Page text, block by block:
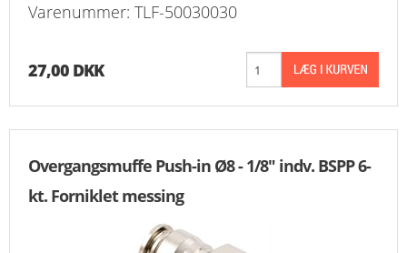
Varenummer: TLF-50030030
27,00 DKK
Overgangsmuffe Push-in Ø8 - 1/8" indv. BSPP 6-
kt. Forniklet messing